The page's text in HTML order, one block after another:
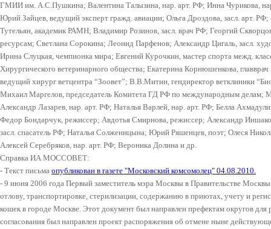
ГМИИ им. А.С.Пушкина; Валентина Талызина, нар. арт. РФ; Инна Чурикова,
Юрий Зайцев, ведущий эксперт гражд. авиации; Ольга Дроздова, засл. арт.
Тутельян, академик РАМН; Владимир Розинов, засл. врач РФ; Георгий
ресурсам; Светлана Сорокина; Леонид Парфенов; Александр Цигаль, засл.
Ирина Слуцкая, чемпионка мира; Евгений Курочкин, мастер спорта межд.
Хирургического ветеринарного общества; Екатерина Корнюшенкова,
ведущий хирург ветцентра “Зоовет”; В.В.Митин, гендиректор ветклиники
Михаил Маргелов, председатель Комитета ГД РФ по международным делам;
Александр Лазарев, нар. арт. РФ; Наталья Варлей, нар. арт. РФ; Белла
Федор Бондарчук, режиссер; Авдотья Смирнова, режиссер; Александр
засл. спасатель РФ; Наталья Солженицына; Юрий Ряшенцев, поэт; Олеся
Алексей Серебряков, нар. арт. РФ; Вероника Долина и др.
Справка ИА МОССОВЕТ:
- Текст письма опубликован в газете "Московский комсомолец" 04.08.2010.
- 9 июня 2006 года Первый заместитель мэра Москвы в Правительстве
отлову, транспортировке, стерилизации, содержанию в приютах, учету и
кошек в городе Москве. Этот документ был направлен префектам округов для
согласования был направлен проект распоряжения об отмене ныне